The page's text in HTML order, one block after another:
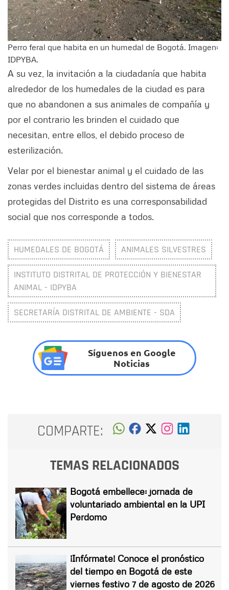
Perro feral que habita en un humedal de Bogotá. Imagen:
IDPYBA.
A su vez, la invitación a la ciudadanía que habita
alrededor de los humedales de la ciudad es para
que no abandonen a sus animales de compañía y
por el contrario les brinden el cuidado que
necesitan, entre ellos, el debido proceso de
esterilización.
Velar por el bienestar animal y el cuidado de las
zonas verdes incluidas dentro del sistema de áreas
protegidas del Distrito es una corresponsabilidad
social que nos corresponde a todos.
HUMEDALES DE BOGOTÁ ANIMALES SILVESTRES
INSTITUTO DISTRITAL DE PROTECCIÓN Y BIENESTAR
ANIMAL - IDPYBA
SECRETARÍA DISTRITAL DE AMBIENTE - SDA
Síguenos en Google
Noticias
COMPARTE:
TEMAS RELACIONADOS
Bogotá embellece: jornada de
voluntariado ambiental en la UPI
Perdomo
¡Infórmate! Conoce el pronóstico
del tiempo en Bogotá de este
viernes festivo 7 de agosto de 2026